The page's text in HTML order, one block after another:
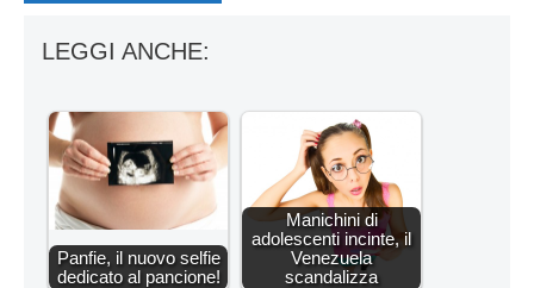
LEGGI ANCHE:
Panfie, il nuovo selfie
dedicato al pancione!
Manichini di
adolescenti incinte, il
Venezuela
scandalizza